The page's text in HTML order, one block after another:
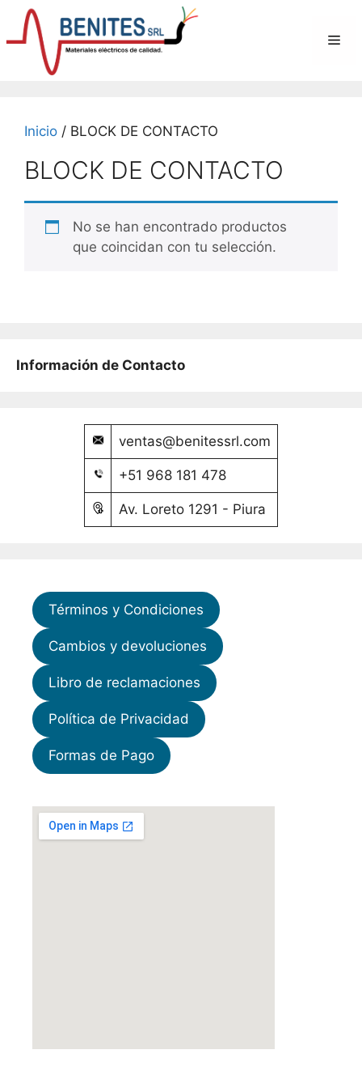
Saltar
contenido
Inicio / BLOCK DE CONTACTO
BLOCK DE CONTACTO
No se han encontrado productos
que coincidan con tu selección.
Información de Contacto
ventas@benitessrl.com
+51 968 181 478
Av. Loreto 1291 - Piura
Términos y Condiciones
Cambios y devoluciones
Libro de reclamaciones
Política de Privacidad
Formas de Pago